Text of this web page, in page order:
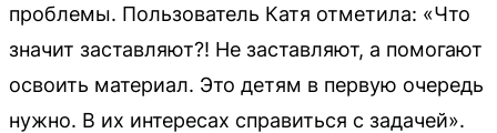
проблемы. Пользователь Катя отметила: «Что
значит заставляют?! Не заставляют, а помогают
освоить материал. Это детям в первую очередь
нужно. В их интересах справиться с задачей».